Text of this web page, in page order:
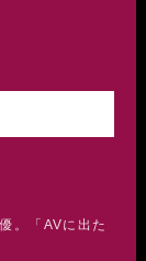
。「AVに出た